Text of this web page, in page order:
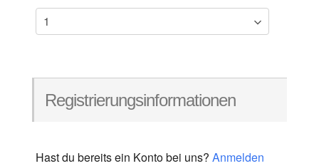
Registrierungsinformationen
Hast du bereits ein Konto bei uns? Anmelden